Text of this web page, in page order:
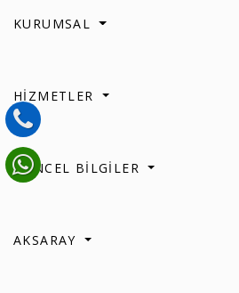
KURUMSAL
HİZMETLER
GÜNCEL BİLGİLER
AKSARAY